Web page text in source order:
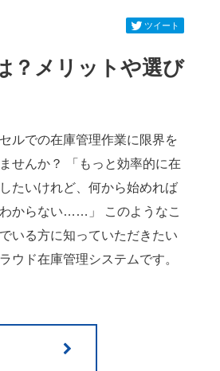
ツイート
？メリットや選び
ルでの在庫管理作業に限界を
せんか？ 「もっと効率的に在
たいけれど、何から始めれば
からない……」 このようなこ
いる方に知っていただきたい
ウド在庫管理システムです。